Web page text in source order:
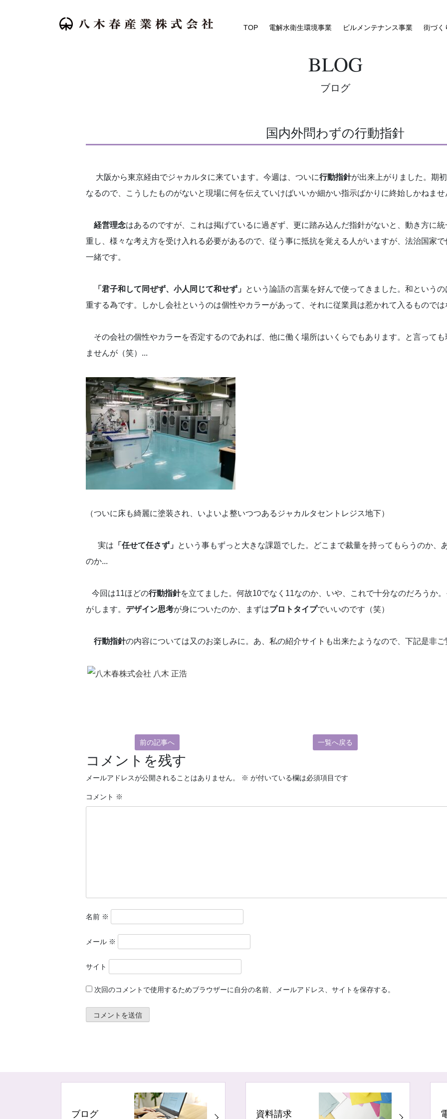
TOP 電解水衛生環境事業 ビルメンテナンス事業 街づく
BLOG
ブログ
国内外問わずの行動指針
大阪から東京経由でジャカルタに来ています。今週は、ついに行動指針が出来上がりました。期
なるので、こうしたものがないと現場に何を伝えていけばいいか細かい指示ばかりに終始しかねませ
経営理念はあるのですが、これは掲げているに過ぎず、更に踏み込んだ指針がないと、動き方に
重し、様々な考え方を受け入れる必要があるので、従う事に抵抗を覚える人がいますが、法治国家
一緒です。
「君子和して同ぜず、小人同じて和せず」 という論語の言葉を好んで使ってきました。和という
重する為です。しかし会社というのは個性やカラーがあって、それに従業員は惹かれて入るものでは
その会社の個性やカラーを否定するのであれば、他に働く場所はいくらでもあります。と言って
ませんが（笑）...
（ついに床も綺麗に塗装され、いよいよ整いつつあるジャカルタセントレジス地下）
実は 「任せて任さず」 という事もずっと大きな課題でした。どこまで裁量を持ってもらうのか、
のか...
今回は11ほどの行動指針を立てました。何故10でなく11なのか、いや、これで十分なのだろうか
がします。 デザイン思考が身についたのか、まずはプロトタイプでいいのです（笑）
行動指針の内容については又のお楽しみに。あ、私の紹介サイトも出来たようなので、下記是非ご
前の記事へ 一覧へ戻る
コメントを残す
メールアドレスが公開されることはありません。 ※ が付いている欄は必須項目です
コメント ※
名前 ※
メール ※
サイト
次回のコメントで使用するためブラウザーに自分の名前、メールアドレス、サイトを保存する。
ブログ 資料請求